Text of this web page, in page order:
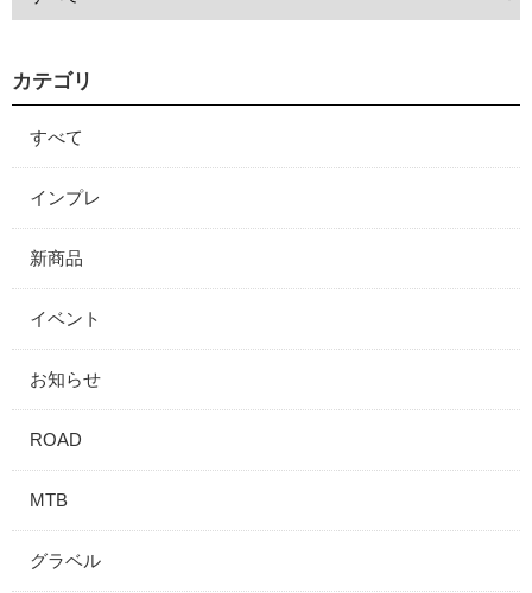
カテゴリ
すべて
インプレ
新商品
イベント
お知らせ
ROAD
MTB
グラベル